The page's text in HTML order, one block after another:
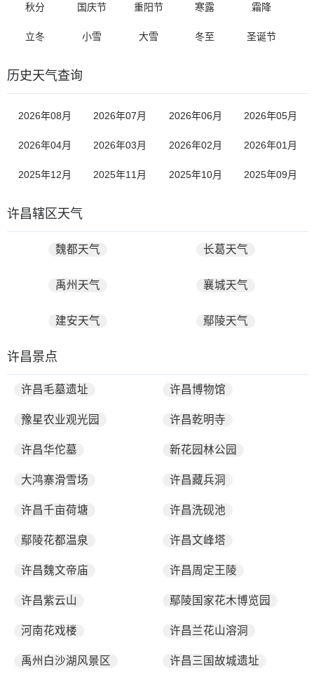
秋分 国庆节 重阳节 寒露 霜降
立冬 小雪 大雪 冬至 圣诞节
历史天气查询
2026年08月 2026年07月 2026年06月 2026年05月
2026年04月 2026年03月 2026年02月 2026年01月
2025年12月 2025年11月 2025年10月 2025年09月
许昌辖区天气
魏都天气 长葛天气
禹州天气 襄城天气
建安天气 鄢陵天气
许昌景点
许昌毛墓遗址 许昌博物馆
豫星农业观光园 许昌乾明寺
许昌华佗墓 新花园林公园
大鸿寨滑雪场 许昌藏兵洞
许昌千亩荷塘 许昌洗砚池
鄢陵花都温泉 许昌文峰塔
许昌魏文帝庙 许昌周定王陵
许昌紫云山 鄢陵国家花木博览园
河南花戏楼 许昌兰花山溶洞
禹州白沙湖风景区 许昌三国故城遗址